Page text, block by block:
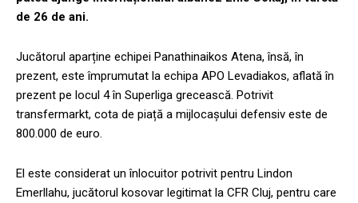
de 26 de ani.
Jucătorul aparține echipei Panathinaikos Atena, însă, în
prezent, este împrumutat la echipa APO Levadiakos, aflată în
prezent pe locul 4 în Superliga grecească. Potrivit
transfermarkt, cota de piață a mijlocașului defensiv este de
800.000 de euro.
El este considerat un înlocuitor potrivit pentru Lindon
Emerllahu, jucătorul kosovar legitimat la CFR Cluj, pentru care